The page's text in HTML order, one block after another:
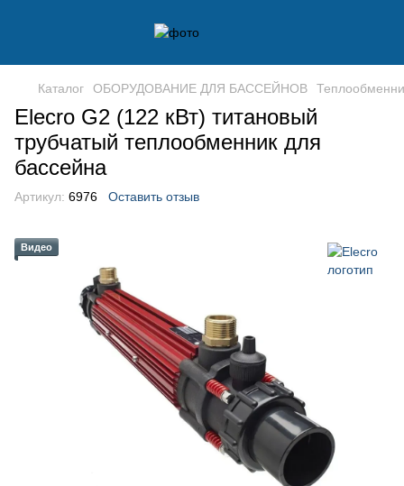
Каталог ОБОРУДОВАНИЕ ДЛЯ БАССЕЙНОВ
Elecro G2 (122 кВт) титановый
трубчатый теплообменник для
бассейна
Артикул: 6976 Оставить отзыв
Видео